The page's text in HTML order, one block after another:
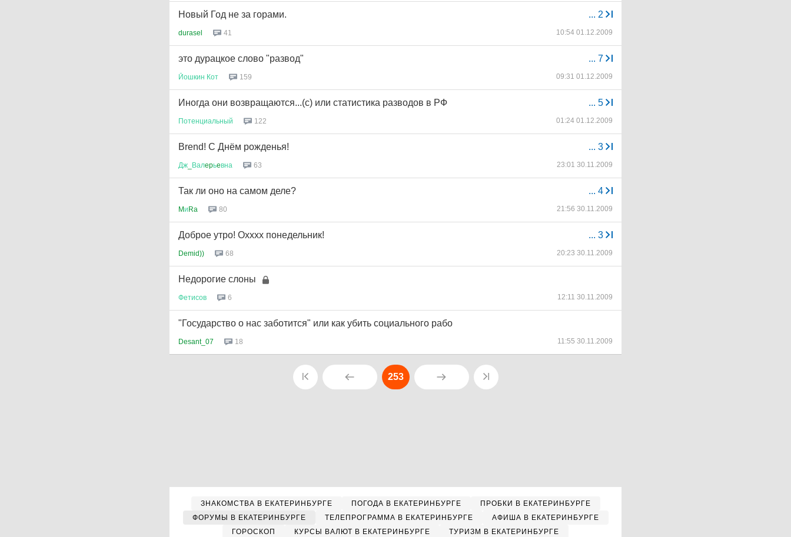
... 2
Новый Год не за горами.
durasel 41 10:54 01.12.2009
... 7
это дурацкое слово "развод"
Йошкин Кот 159 09:31 01.12.2009
... 5
Иногда они возвращаются...(с) или статистика разводов в РФ
Потенциальный 122 01:24 01.12.2009
... 3
Brend! С Днём рожденья!
Дж Валepьeвна 63 23:01 30.11.2009
... 4
Так ли оно на самом деле?
MиRa 80 21:56 30.11.2009
... 3
Доброе утро! Охххх понедельник!
Demid)) 68 20:23 30.11.2009
Недорогие слоны
Фетисов 6 12:11 30.11.2009
"Государство о нас заботится" или как убить социального рабо
Desant_07 18 11:55 30.11.2009
253
ЗНАКОМСТВА В ЕКАТЕРИНБУРГЕ ПОГОДА В ЕКАТЕРИНБУРГЕ
ПРОБКИ В ЕКАТЕРИНБУРГЕ
ФОРУМЫ В ЕКАТЕРИНБУРГЕ
ТЕЛЕПРОГРАММА В ЕКАТЕРИНБУРГЕ
АФИША В ЕКАТЕРИНБУРГЕ
ГОРОСКОП
КУРСЫ ВАЛЮТ В ЕКАТЕРИНБУРГЕ ТУРИЗМ В ЕКАТЕРИНБУРГЕ